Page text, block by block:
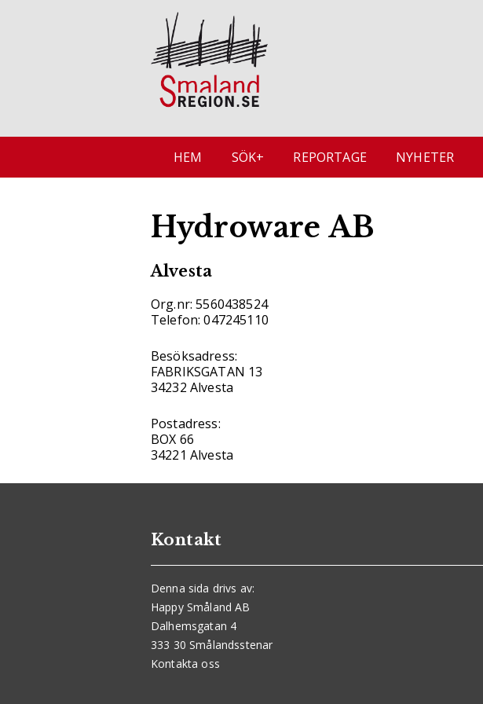
HEM SÖK+ REPORTAGE NYHETER
Hydroware AB
Alvesta
Org.nr: 5560438524
Telefon: 047245110
Besöksadress:
FABRIKSGATAN 13
34232 Alvesta
Postadress:
BOX 66
34221 Alvesta
Kontakt
Denna sida drivs av:
Happy Småland AB
Dalhemsgatan 4
333 30 Smålandsstenar
Kontakta oss